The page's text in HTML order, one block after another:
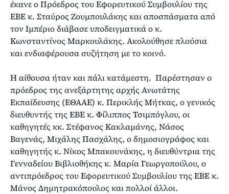
έκανε ο Πρόεδρος του Εφορευτικού Συμβουλίου της
ΕΒΕ κ. Σταύρος Ζουμπουλάκης και αποσπάσματα από
τον Ιμπέριο διάβασε υποδειγματικά ο κ.
Κωνσταντίνος Μαρκουλάκης. Ακολούθησε πλούσια
και ενδιαφέρουσα συζήτηση με το κοινό.
Η αίθουσα ήταν και πάλι κατάμεστη. Παρέστησαν ο
πρόεδρος της ανεξάρτητης αρχής Ανωτάτης
Εκπαίδευσης (ΕΘΑΑΕ) κ. Περικλής Μήτκας, ο γενικός
διευθυντής της ΕΒΕ κ. Φίλιππος Τσιμπόγλου, οι
καθηγητές κκ. Στέφανος Κακλαμάνης, Νάσος
Βαγενάς, Μιχάλης Πασχάλης, ο δημοσιογράφος και
καθηγητής κ. Νίκος Μπακουνάκης, η διευθύντρια της
Γενναδείου Βιβλιοθήκης κ. Μαρία Γεωργοπούλου, ο
αντιπρόεδρος του Εφορευτικού Συμβουλίου της ΕΒΕ κ.
Μάνος Δημητρακόπουλος και πολλοί άλλοι.